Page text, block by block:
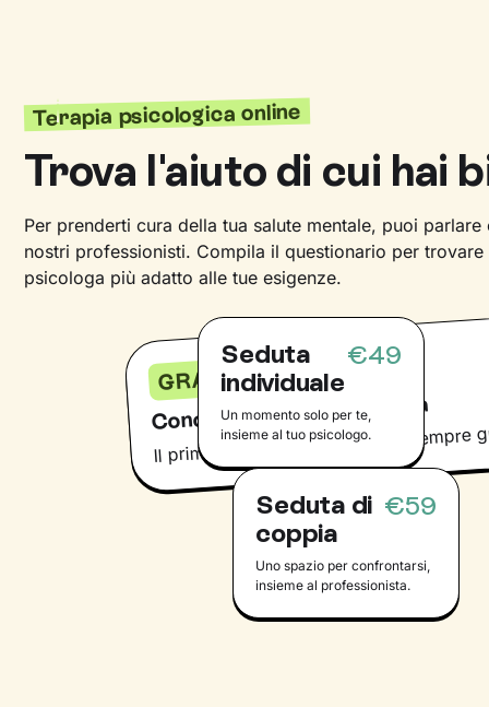
Conoscervi non costa nulla
GRATIS
Il primo incontro conoscitivo è sempre
Terapia psicologica online
Trova l'aiuto di cui hai
Per prenderti cura della tua salute mentale, puoi
nostri professionisti. Compila il questionario per
psicologa più adatto alle tue esigenze.
Seduta
individuale
€49
Un momento solo per te,
insieme al tuo psicologo.
Seduta di
coppia
€59
Uno spazio per confrontarsi,
insieme al professionista.